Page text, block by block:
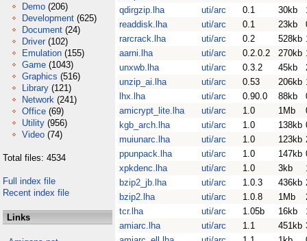
Demo (206)
Development (625)
Document (24)
Driver (102)
Emulation (155)
Game (1043)
Graphics (516)
Library (121)
Network (241)
Office (69)
Utility (956)
Video (74)
Total files: 4534
Full index file
Recent index file
Links
qdirgzip.lha
uti/arc 0.1 30kb
readdisk.lha
uti/arc 0.1 23kb
rarcrack.lha
uti/arc 0.2 528kb
aarni.lha
uti/arc 0.2.0.2 270kb
unxwb.lha
uti/arc 0.3.2 45kb
unzip_ai.lha
uti/arc 0.53 206kb
lhx.lha
uti/arc 0.90.0 88kb
amicrypt_lite.lha
uti/arc 1.0 1Mb
kgb_arch.lha
uti/arc 1.0 138kb
muiunarc.lha
uti/arc 1.0 123kb
ppunpack.lha
uti/arc 1.0 147kb
xpkdenc.lha
uti/arc 1.0 3kb
bzip2_jb.lha
uti/arc 1.0.3 436kb
bzip2.lha
uti/arc 1.0.8 1Mb
tcr.lha
uti/arc 1.05b 16kb
amiarc.lha
uti/arc 1.1 451kb